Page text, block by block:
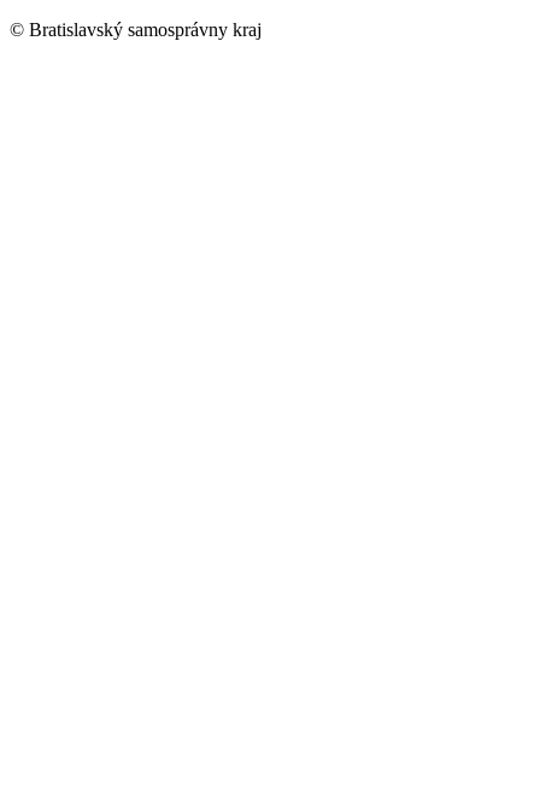
© Bratislavský samosprávny kraj